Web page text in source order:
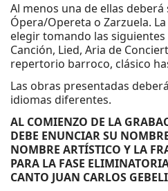
Al menos una de ellas
Ópera/Opereta o Zarzuela.
elegir tomando las
Canción, Lied, Aria de
repertorio barroco, clásico
Las obras presentadas
idiomas diferentes.
AL COMIENZO DE LA
DEBE ENUNCIAR SU
NOMBRE ARTÍSTICO Y LA
PARA LA FASE
CANTO JUAN CARLOS